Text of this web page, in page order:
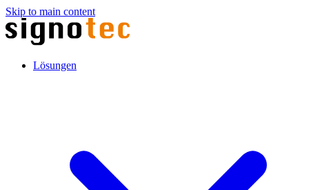
Skip to main content
Lösungen